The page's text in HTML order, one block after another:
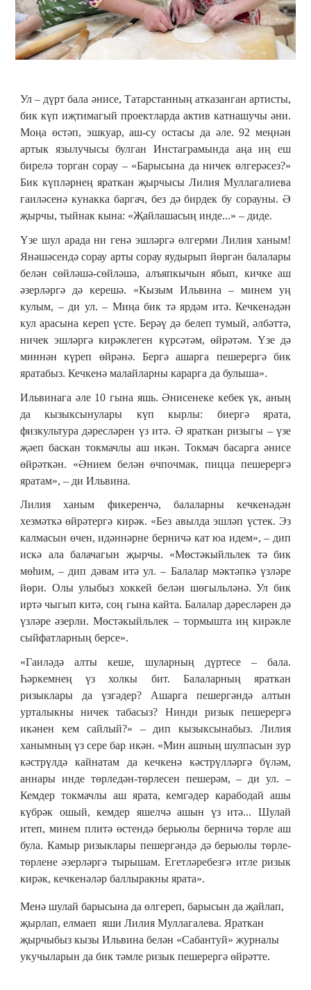
Ул – дүрт бала әнисе, Татарстанның атказанган артисты,
бик күп иҗтимагый проектларда актив катнашучы әни.
Моңа өстәп, эшкуар, аш-су остасы да әле. 92 меңнән
артык язылучысы булган Инстаграмында аңа иң еш
бирелә торган сорау – «Барысына да ничек өлгерәсез?»
Бик күпләрнең яраткан җырчысы Лилия Муллагалиева
гаиләсенә кунакка баргач, без дә бирдек бу сорауны. Ә
җырчы, тыйнак кына: «Җайлашасың инде...» ‒ диде.
Үзе шул арада ни генә эшләргә өлгерми Лилия ханым!
Янәшәсендә сорау арты сорау яудырып йөргән балалары
белән сөйләшә-сөйләшә, алъяпкычын ябып, кичке аш
әзерләргә дә керешә. «Кызым Ильвина ‒ минем уң
кулым, ‒ ди ул. ‒ Миңа бик тә ярдәм итә. Кечкенәдән
кул арасына кереп үсте. Берәү дә белеп тумый, әлбәттә,
ничек эшләргә кирәклеген күрсәтәм, өйрәтәм. Үзе дә
миннән күреп өйрәнә. Бергә ашарга пешерергә бик
яратабыз. Кечкенә малайларны карарга да булыша».
Ильвинага әле 10 гына яшь. Әнисенеке кебек үк, аның
да кызыксынулары күп кырлы: биергә ярата,
физкультура дәресләрен үз итә. Ә яраткан ризыгы ‒ үзе
җәеп баскан токмачлы аш икән. Токмач басарга әнисе
өйрәткән. «Әнием белән өчпочмак, пицца пешерергә
яратам», – ди Ильвина.
Лилия ханым фикеренчә, балаларны кечкенәдән
хезмәткә өйрәтергә кирәк. «Без авылда эшләп үстек. Эз
калмасын өчен, идәннәрне берничә кат юа идем», – дип
искә ала балачагын җырчы. «Мөстәкыйльлек тә бик
мөһим, ‒ дип дәвам итә ул. ‒ Балалар мәктәпкә үзләре
йөри. Олы улыбыз хоккей белән шөгыльләнә. Ул бик
иртә чыгып китә, соң гына кайта. Балалар дәресләрен дә
үзләре әзерли. Мөстәкыйльлек ‒ тормышта иң кирәкле
сыйфатларның берсе».
«Гаиләдә алты кеше, шуларның дүртесе ‒ бала.
Һәркемнең үз холкы бит. Балаларның яраткан
ризыклары да үзгәдер? Ашарга пешергәндә алтын
урталыкны ничек табасыз? Нинди ризык пешерергә
икәнен кем сайлый?» – дип кызыксынабыз. Лилия
ханымның үз сере бар икән. «Мин ашның шулпасын зур
кәстрүлдә кайнатам да кечкенә кәстрүлләргә бүләм,
аннары инде төрледән-төрлесен пешерәм, ‒ ди ул. ‒
Кемдер токмачлы аш ярата, кемгәдер карабодай ашы
күбрәк ошый, кемдер яшелчә ашын үз итә... Шулай
итеп, минем плитә өстендә берьюлы берничә төрле аш
була. Камыр ризыклары пешергәндә дә берьюлы төрле-
төрлене әзерләргә тырышам. Егетләребезгә итле ризык
кирәк, кечкенәләр баллыракны ярата».
Менә шулай барысына да өлгереп, барысын да җайлап,
җырлап, елмаеп яши Лилия Муллагалева. Яраткан
җырчыбыз кызы Ильвина белән «Сабантуй» журналы
укучыларын да бик тәмле ризык пешерергә өйрәтте.